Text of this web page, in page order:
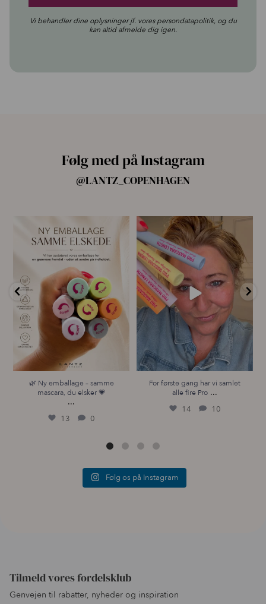
Vi behandler dine oplysninger jf. vorespersondatapolitik, og du
kan altid afmelde dig igen.
Følg med på Instagram
@LANTZ_COPENHAGEN
🌿 Ny emballage – samme
mascara, du elsker 💗
...
13
🌿 Ny emballage – samme
mascara, du elsker 💗
...
13 0
For første gang har vi samlet
alle fire Pro...
14
For første gang har vi samlet
alle fire Pro ...
14 10
Følg os på Instagram
Tilmeld vores fordelsklub
Genvejen til rabatter, nyheder og inspiration